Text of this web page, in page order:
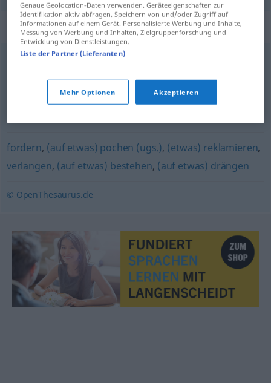
Synonyme für "dringen"
fordern, (auf etwas) pochen (ugs.), (etwas) reklamieren,
verlangen, (auf etwas) bestehen, (auf etwas) drängen
© OpenThesaurus.de
Genaue Geolocation-Daten verwenden. Geräteeigenschaften zur
Identifikation aktiv abfragen. Speichern von und/oder Zugriff auf
Informationen auf einem Gerät. Personalisierte Werbung und Inhalte,
Messung von Werbung und Inhalten, Zielgruppenforschung und
Entwicklung von Dienstleistungen.
Liste der Partner (Lieferanten)
Mehr Optionen Akzeptieren